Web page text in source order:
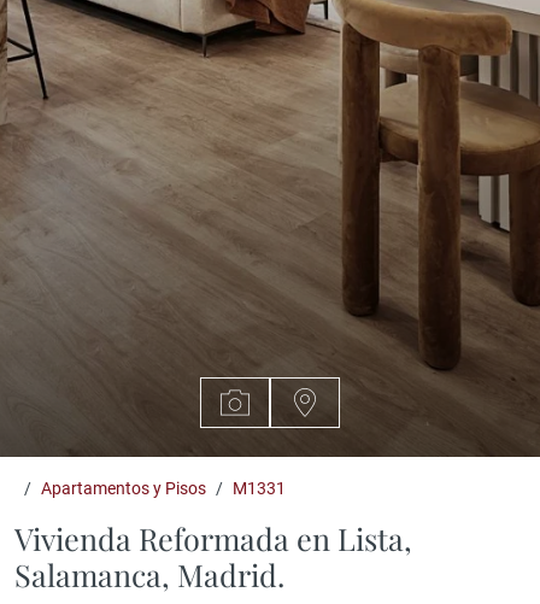
Apartamentos y Pisos M1331
Vivienda Reformada en Lista,
Salamanca, Madrid.